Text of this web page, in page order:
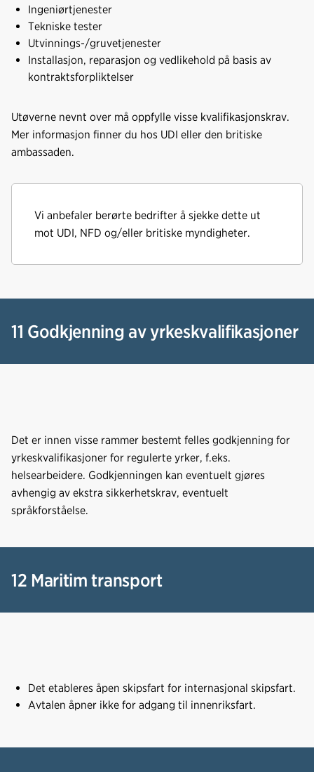
Ingeniørtjenester
Tekniske tester
Utvinnings-/gruvetjenester
Installasjon, reparasjon og vedlikehold på basis av
kontraktsforpliktelser
Utøverne nevnt over må oppfylle visse kvalifikasjonskrav.
Mer informasjon finner du hos UDI eller den britiske
ambassaden.
Vi anbefaler berørte bedrifter å sjekke dette ut
mot UDI, NFD og/eller britiske myndigheter.
11 Godkjenning av yrkeskvalifikasjoner
Det er innen visse rammer bestemt felles godkjenning for
yrkeskvalifikasjoner for regulerte yrker, f.eks.
helsearbeidere. Godkjenningen kan eventuelt gjøres
avhengig av ekstra sikkerhetskrav, eventuelt
språkforståelse.
12 Maritim transport
Det etableres åpen skipsfart for internasjonal skipsfart.
Avtalen åpner ikke for adgang til innenriksfart.